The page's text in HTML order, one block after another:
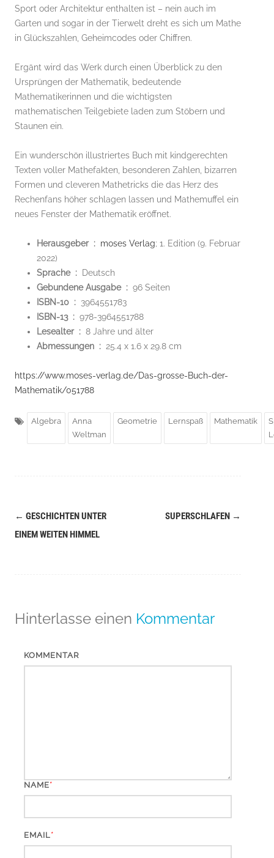
Sport oder Architektur enthalten ist – nein auch im
Garten und sogar in der Tierwelt dreht es sich um Mathe
in Glückszahlen, Geheimcodes oder Chiffren.
Ergänt wird das Werk durch einen Überblick zu den
Ursprüngen der Mathematik, bedeutende
Mathematikerinnen und die wichtigsten
mathematischen Teilgebiete laden zum Stöbern und
Staunen ein.
Ein wunderschön illustriertes Buch mit kindgerechten
Texten voller Mathefakten, besonderen Zahlen, bizarren
Formen und cleveren Mathetricks die das Herz des
Rechenfans höher schlagen lassen und Mathemuffel ein
neues Fenster der Mathematik eröffnet.
Herausgeber ‏ : ‎ moses Verlag; 1. Edition (9. Februar
2022)
Sprache ‏ : ‎
Deutsch
Gebundene Ausgabe ‏ : ‎ 96 Seiten
ISBN-10 ‏ : ‎ 3964551783
ISBN-13 ‏ : ‎ 978-3964551788
Lesealter ‏ : ‎ 8 Jahre und älter
Abmessungen ‏ : ‎ 25.4 x 1.6 x 29.8 cm
https://www.moses-verlag.de/Das-grosse-Buch-der-
Mathematik/051788
Algebra
Anna
Weltman
Geometrie Lernspaß Mathematik
Navigation
← GESCHICHTEN UNTER
EINEM WEITEN HIMMEL
SUPERSCHLAFEN →
Hinterlasse einen Kommentar
KOMMENTAR
NAME*
EMAIL*